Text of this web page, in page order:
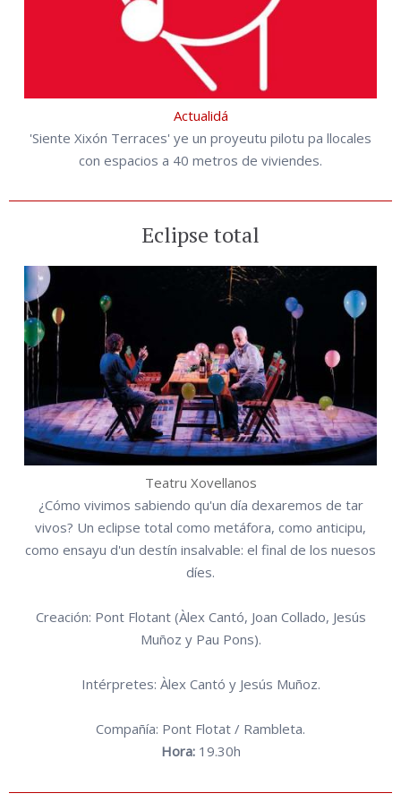
Actualidá
'Siente Xixón Terraces' ye un proyeutu pilotu pa llocales
con espacios a 40 metros de viviendes.
Eclipse total
Teatru Xovellanos
¿Cómo vivimos sabiendo qu'un día dexaremos de tar
vivos? Un eclipse total como metáfora, como anticipu,
como ensayu d'un destín insalvable: el final de los nuesos
díes.
Creación: Pont Flotant (Àlex Cantó, Joan Collado, Jesús
Muñoz y Pau Pons).
Intérpretes: Àlex Cantó y Jesús Muñoz.
Compañía: Pont Flotat / Rambleta.
Hora:19.30h